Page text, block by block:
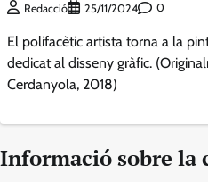
Redacció 25/11/2024 0
El polifacètic artista torna a la
dedicat al disseny gràfic.
Cerdanyola, 2018)
Informació sobre la